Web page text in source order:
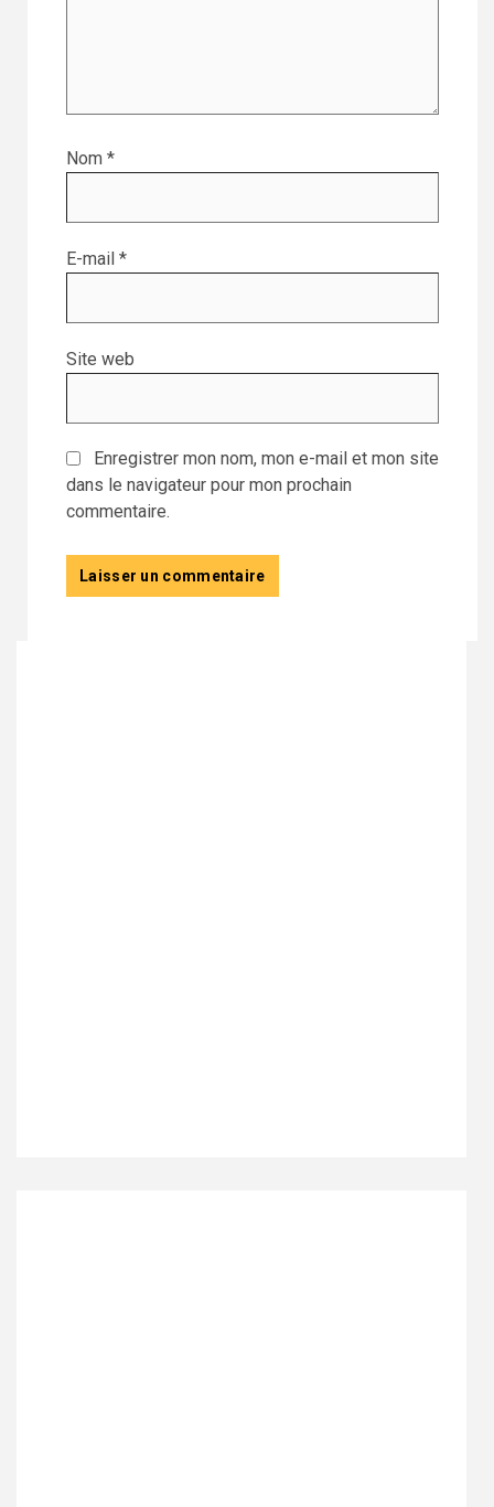
Nom *
E-mail *
Site web
Enregistrer mon nom, mon e-mail et mon site
dans le navigateur pour mon prochain
commentaire.